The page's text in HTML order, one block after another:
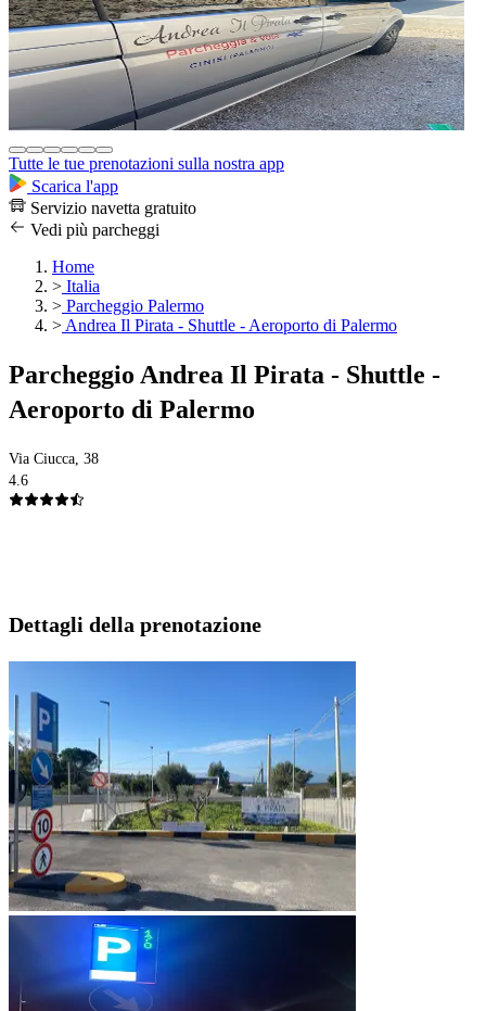
Tutte le tue prenotazioni sulla nostra app
Scarica l'app
Servizio navetta gratuito
Vedi più parcheggi
Home
> Italia
> Parcheggio Palermo
> Andrea Il Pirata - Shuttle - Aeroporto di Palermo
Parcheggio Andrea Il Pirata - Shuttle -
Aeroporto di Palermo
Via Ciucca, 38
4.6
Dettagli della prenotazione